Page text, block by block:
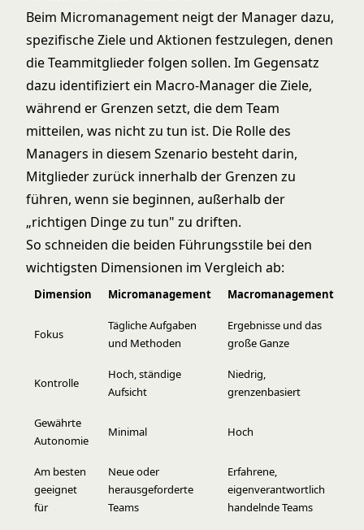
Beim Micromanagement neigt der Manager dazu,
spezifische Ziele und Aktionen festzulegen, denen
die Teammitglieder folgen sollen. Im Gegensatz
dazu identifiziert ein Macro-Manager die Ziele,
während er Grenzen setzt, die dem Team
mitteilen, was nicht zu tun ist. Die Rolle des
Managers in diesem Szenario besteht darin,
Mitglieder zurück innerhalb der Grenzen zu
führen, wenn sie beginnen, außerhalb der
„richtigen Dinge zu tun" zu driften.
So schneiden die beiden Führungsstile bei den
wichtigsten Dimensionen im Vergleich ab:
Dimension Micromanagement Macromanagement
Fokus
Tägliche Aufgaben
und Methoden
Ergebnisse und das
große Ganze
Kontrolle
Hoch, ständige
Aufsicht
Niedrig,
grenzenbasiert
Gewährte
Autonomie
Minimal Hoch
Am besten
geeignet
für
Neue oder
herausgeforderte
Teams
Erfahrene,
eigenverantwortlich
handelnde Teams